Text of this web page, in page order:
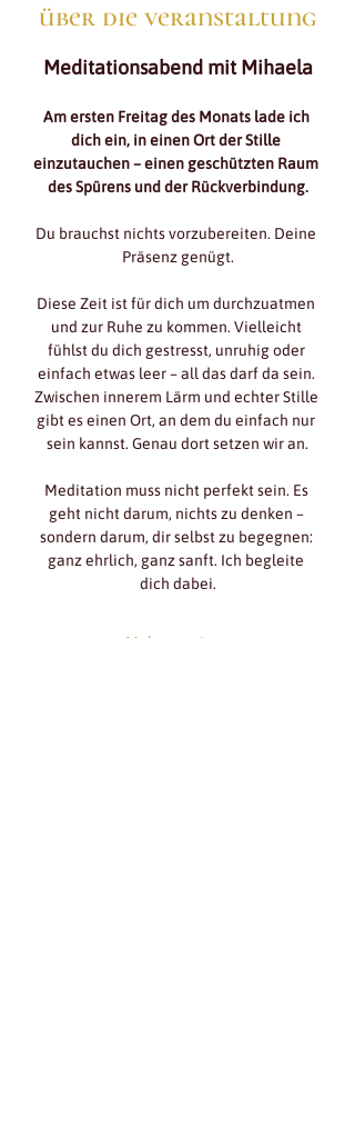
über die veranstaltung
Meditationsabend mit Mihaela
Am ersten Freitag des Monats lade ich
dich ein, in einen Ort der Stille
einzutauchen – einen geschützten Raum
des Spürens und der Rückverbindung.
Du brauchst nichts vorzubereiten. Deine
Präsenz genügt.
Diese Zeit ist für dich um durchzuatmen
und zur Ruhe zu kommen. Vielleicht
fühlst du dich gestresst, unruhig oder
einfach etwas leer – all das darf da sein.
Zwischen innerem Lärm und echter Stille
gibt es einen Ort, an dem du einfach nur
sein kannst. Genau dort setzen wir an.
Meditation muss nicht perfekt sein. Es
geht nicht darum, nichts zu denken –
sondern darum, dir selbst zu begegnen:
ganz ehrlich, ganz sanft. Ich begleite
dich dabei.
Mehr anzeigen